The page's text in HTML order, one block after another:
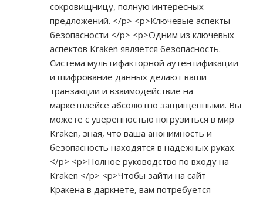
сокровищницу, полную интересных
предложений. </p> <p>Ключевые аспекты
безопасности </p> <p>Одним из ключевых
аспектов Kraken является безопасность.
Система мультифакторной аутентификации
и шифрование данных делают ваши
транзакции и взаимодействие на
маркетплейсе абсолютно защищенными. Вы
можете с уверенностью погрузиться в мир
Kraken, зная, что ваша анонимность и
безопасность находятся в надежных руках.
</p> <p>Полное руководство по входу на
Kraken </p> <p>Чтобы зайти на сайт
Кракена в даркнете, вам потребуется